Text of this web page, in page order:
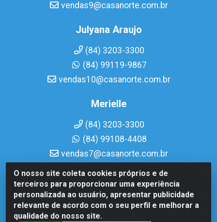
O nosso site coleta cookies próprios e de
terceiros para proporcionar uma experiência
personalizada ao usuário, apresentar publicidade
relevante de acordo com o seu perfil e melhorar a
qualidade do nosso site.
vendas9@casanorte.com.br
Julyana Araujo
(84) 3203-3300
(84) 99119-9867
vendas10@casanorte.com.br
Merielle
(84) 3203-3300
(84) 99108-4408
vendas7@casanorte.com.br
Casa Norte LTDA - Av. Interventor Mário Câmara, 1815 -
Dix-Sept Rosado, Natal/RN - CEP 59054-600 - CNPJ
08.713.513/0001-51